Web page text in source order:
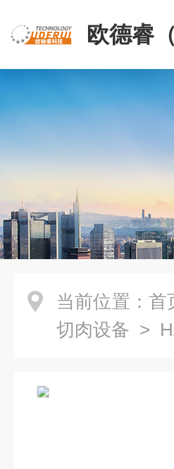
欧德睿
公司
当前位置： 首
切肉设备 >